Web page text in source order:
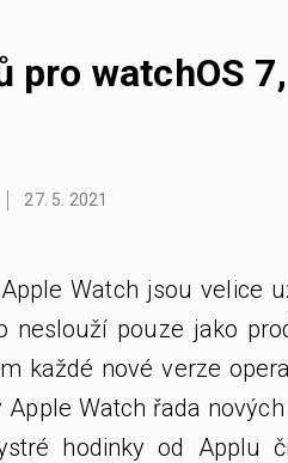
pro watchOS
27. 5. 2021
Watch jsou velice
neslouží pouze jako
každé nové verze
Apple Watch řada
hodinky od Applu